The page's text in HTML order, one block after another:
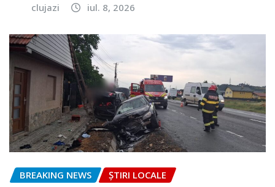
clujazi iul. 8, 2026
BREAKING NEWS ȘTIRI LOCALE